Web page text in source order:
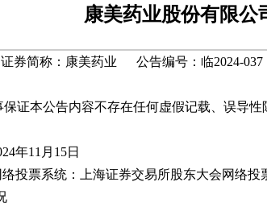
康美药业股份有限公
称：康美药业 公告编号：临2024-037
本公告内容不存在任何虚假记载、误导性
年11月15日
票系统：上海证券交易所股东大会网络投